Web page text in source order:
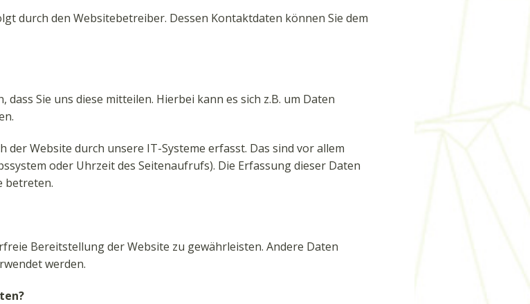
durch den Websitebetreiber. Dessen Kontaktdaten können Sie dem
Sie uns diese mitteilen. Hierbei kann es sich z.B. um Daten
der Website durch unsere IT-Systeme erfasst. Das sind vor allem
oder Uhrzeit des Seitenaufrufs). Die Erfassung dieser Daten
betreten.
Bereitstellung der Website zu gewährleisten. Andere Daten
werden.